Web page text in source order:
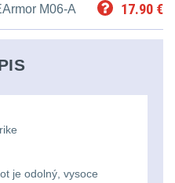
M06-A 17.90 €
je odolný, vysoce